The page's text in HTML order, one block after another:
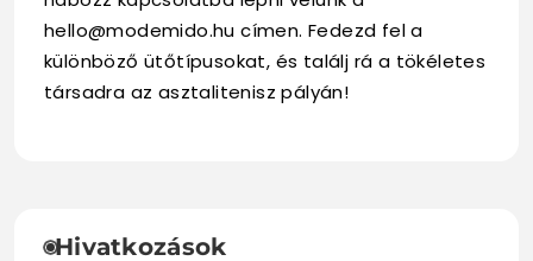
hello@modemido.hu címen. Fedezd fel a
különböző ütőtípusokat, és találj rá a tökéletes
társadra az asztalitenisz pályán!
Hivatkozások